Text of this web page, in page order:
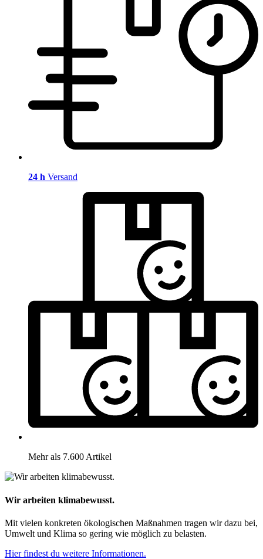
24 h Versand
Mehr als 7.600 Artikel
Wir arbeiten klimabewusst.
Mit vielen konkreten ökologischen Maßnahmen tragen wir dazu bei,
Umwelt und Klima so gering wie möglich zu belasten.
Hier findest du weitere Informationen.